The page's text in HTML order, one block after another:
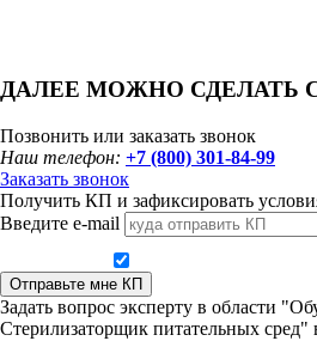
ДАЛЕЕ МОЖНО СДЕЛАТЬ
Позвонить или заказать звонок
Наш телефон: +7 (800) 301-84-99
Заказать звонок
Получить КП и зафиксировать
Введите e-mail
Отправьте мне КП
Задать вопрос эксперту в области
Стерилизаторщик питательных сред"